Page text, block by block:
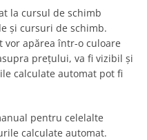
la cursul de schimb
și cursuri de schimb.
vor apărea într-o culoare
prețului, va fi vizibil și
calculate automat pot fi
pentru celelalte
calculate automat.